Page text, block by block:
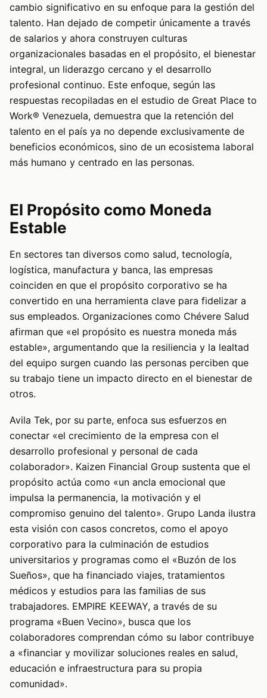
cambio significativo en su enfoque para la gestión del
talento. Han dejado de competir únicamente a través
de salarios y ahora construyen culturas
organizacionales basadas en el propósito, el bienestar
integral, un liderazgo cercano y el desarrollo
profesional continuo. Este enfoque, según las
respuestas recopiladas en el estudio de Great Place to
Work® Venezuela, demuestra que la retención del
talento en el país ya no depende exclusivamente de
beneficios económicos, sino de un ecosistema laboral
más humano y centrado en las personas.
El Propósito como Moneda
Estable
En sectores tan diversos como salud, tecnología,
logística, manufactura y banca, las empresas
coinciden en que el propósito corporativo se ha
convertido en una herramienta clave para fidelizar a
sus empleados. Organizaciones como Chévere Salud
afirman que «el propósito es nuestra moneda más
estable», argumentando que la resiliencia y la lealtad
del equipo surgen cuando las personas perciben que
su trabajo tiene un impacto directo en el bienestar de
otros.
Avila Tek, por su parte, enfoca sus esfuerzos en
conectar «el crecimiento de la empresa con el
desarrollo profesional y personal de cada
colaborador». Kaizen Financial Group sustenta que el
propósito actúa como «un ancla emocional que
impulsa la permanencia, la motivación y el
compromiso genuino del talento». Grupo Landa ilustra
esta visión con casos concretos, como el apoyo
corporativo para la culminación de estudios
universitarios y programas como el «Buzón de los
Sueños», que ha financiado viajes, tratamientos
médicos y estudios para las familias de sus
trabajadores. EMPIRE KEEWAY, a través de su
programa «Buen Vecino», busca que los
colaboradores comprendan cómo su labor contribuye
a «financiar y movilizar soluciones reales en salud,
educación e infraestructura para su propia
comunidad».